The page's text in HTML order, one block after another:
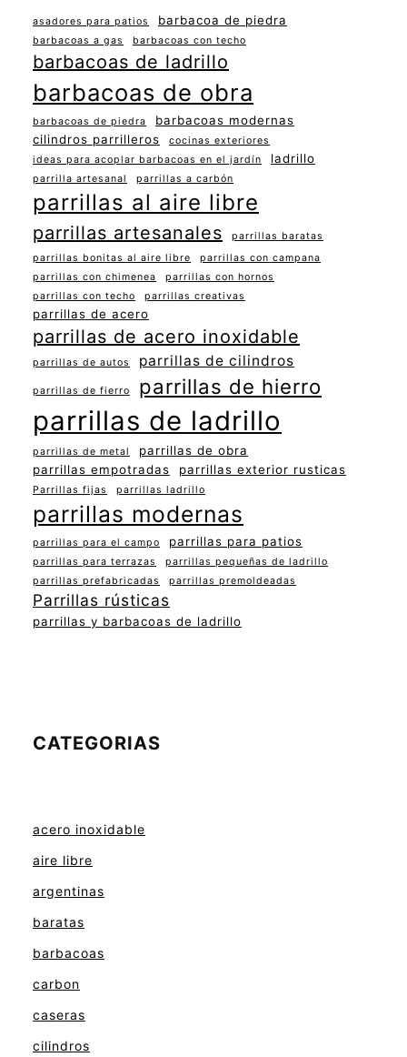
asadores para patios barbacoa de piedra
barbacoas a gas barbacoas con techo
barbacoas de ladrillo
barbacoas de obra
barbacoas de piedra
barbacoas modernas
cilindros parrilleros
cocinas exteriores
ideas para acoplar barbacoas en el jardín
ladrillo
parrilla artesanal parrillas a carbón
parrillas al aire libre
parrillas artesanales
parrillas baratas
parrillas bonitas al aire libre
parrillas con campana
parrillas con chimenea
parrillas con hornos
parrillas con techo
parrillas creativas
parrillas de acero
parrillas de acero inoxidable
parrillas de autos parrillas de cilindros
parrillas de fierro parrillas de hierro
parrillas de ladrillo
parrillas de metal
parrillas de obra
parrillas empotradas
parrillas exterior rusticas
Parrillas fijas parrillas ladrillo
parrillas modernas
parrillas para el campo parrillas para patios
parrillas para terrazas
parrillas pequeñas de ladrillo
parrillas prefabricadas
parrillas premoldeadas
Parrillas rústicas
parrillas y barbacoas de ladrillo
CATEGORIAS
acero inoxidable
aire libre
argentinas
baratas
barbacoas
carbon
caseras
cilindros